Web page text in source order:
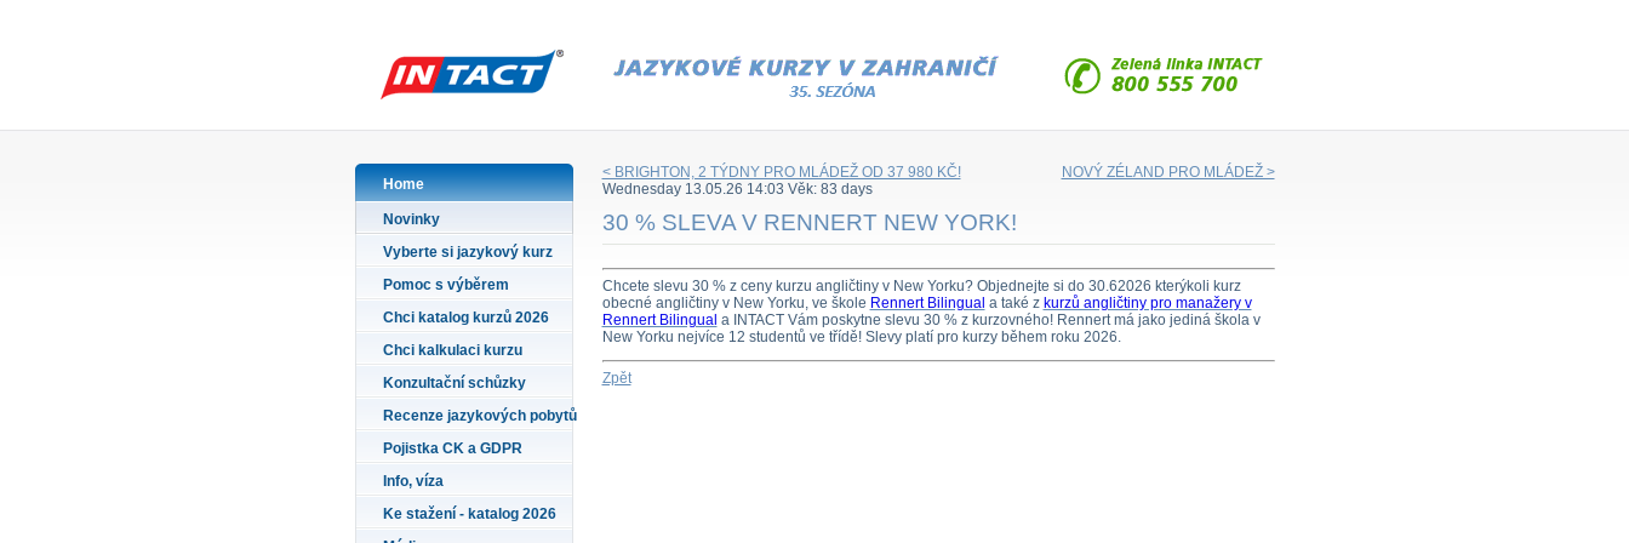
Home
Novinky
Vyberte si jazykový kurz
Pomoc s výběrem
Chci katalog kurzů 2026
Chci kalkulaci kurzu
Konzultační schůzky
Recenze jazykových pobytů
Pojistka CK a GDPR
Info, víza
Ke stažení - katalog 2026
NOVÝ ZÉLAND PRO MLÁDEŽ >
< BRIGHTON, 2 TÝDNY PRO MLÁDEŽ OD 37 980 KČ!
Wednesday 13.05.26 14:03 Věk: 83 days
30 % SLEVA V RENNERT NEW YORK!
Chcete slevu 30 % z ceny kurzu angličtiny v New Yorku? Objednejte si do 30.62026 kterýkoli kurz
obecné angličtiny v New Yorku, ve škole Rennert Bilingual a také z kurzů angličtiny pro manažery v
Rennert Bilingual a INTACT Vám poskytne slevu 30 % z kurzovného! Rennert má jako jediná škola v
New Yorku nejvíce 12 studentů ve třídě! Slevy platí pro kurzy během roku 2026.
Zpět